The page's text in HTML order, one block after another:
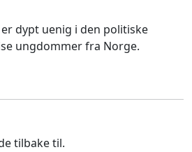
dypt uenig i den politiske
ungdommer fra Norge.
tilbake til.